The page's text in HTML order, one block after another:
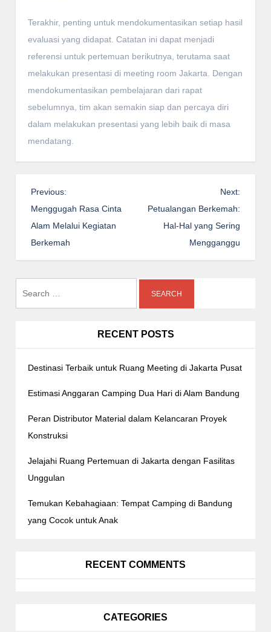
Terakhir, penting untuk mendokumentasikan setiap hasil
evaluasi yang didapat. Catatan ini dapat menjadi
referensi untuk pertemuan berikutnya, terutama saat
melakukan presentasi di meeting room Jakarta. Dengan
mendokumentasikan pembelajaran dari rapat
sebelumnya, tim akan semakin siap dan percaya diri
dalam melakukan presentasi yang lebih baik di masa
mendatang.
P
o
s
t
i
i
Previous:
Menggugah Rasa Cinta
Alam Melalui Kegiatan
Berkemah
Next:
Petualangan Berkemah:
Hal-Hal yang Sering
Mengganggu
RECENT POSTS
Destinasi Terbaik untuk Ruang Meeting di Jakarta Pusat
Estimasi Anggaran Camping Dua Hari di Alam Bandung
Peran Distributor Material dalam Kelancaran Proyek
Konstruksi
Jelajahi Ruang Pertemuan di Jakarta dengan Fasilitas
Unggulan
Temukan Kebahagiaan: Tempat Camping di Bandung
yang Cocok untuk Anak
RECENT COMMENTS
CATEGORIES